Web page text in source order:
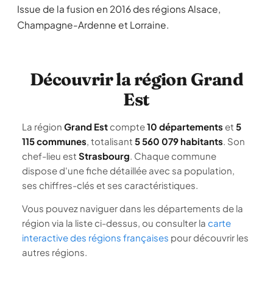
Issue de la fusion en 2016 des régions Alsace,
Champagne-Ardenne et Lorraine.
Découvrir la région Grand
Est
La région Grand Est compte10 départements et 5
115 communes, totalisant 5 560 079 habitants. Son
chef-lieu est Strasbourg. Chaque commune
dispose d'une fiche détaillée avec sa population,
ses chiffres-clés et ses caractéristiques.
Vous pouvez naviguer dans les départements de la
région via la liste ci-dessus, ou consulter la carte
interactive des régions françaises pour découvrir les
autres régions.